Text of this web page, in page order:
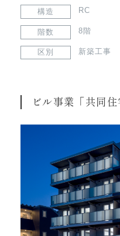
構造 RC
階数 8階
区別 新築工事
ビル事業「共同